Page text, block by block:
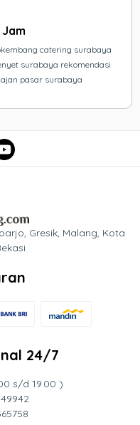
catering surabaya
surabaya rekomendasi
pasar surabaya
Gresik, Malang, Kota
24/7
s/d 19.00 )